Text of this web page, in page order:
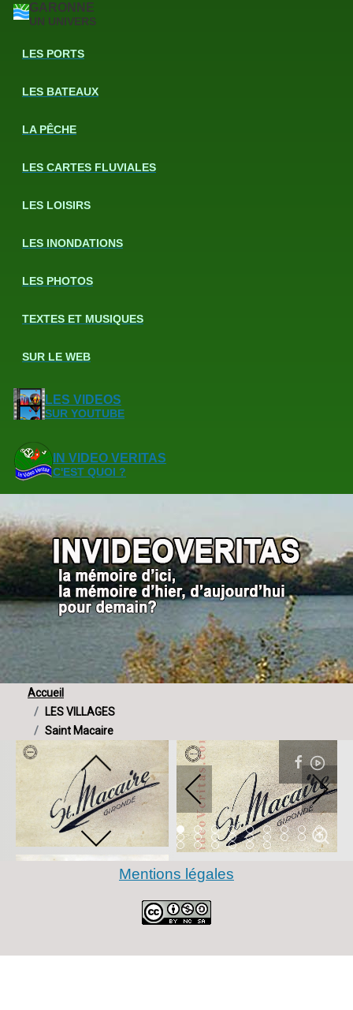
GARONNE
UN UNIVERS
LES PORTS
LES BATEAUX
LA PÊCHE
LES CARTES FLUVIALES
LES LOISIRS
LES INONDATIONS
LES PHOTOS
TEXTES ET MUSIQUES
SUR LE WEB
LES VIDEOS
SUR YOUTUBE
IN VIDEO VERITAS
C'EST QUOI ?
Accueil
LES VILLAGES
Saint Macaire
Item 0Item 1Item 2Item 3Item 4Item 5Item 6
Item 7Item
Item 9Item 10
Item 11
Item 12
Item 13
Item 14
Item 15
Item 16
Item
Item 18
Item 19
Item 20
Item 21
Item 22
Item 23
Mentions légales